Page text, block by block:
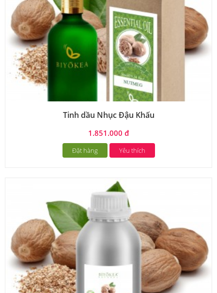
Tinh dầu Nhục Đậu Khấu
1.851.000 đ
Đặt hàng Yêu thích